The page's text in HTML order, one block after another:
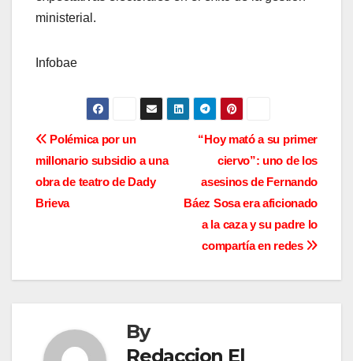
ministerial.
Infobae
N
a
v
g
c
“Hoy mató a su primer
ciervo”: uno de los
asesinos de Fernando
Báez Sosa era aficionado
a la caza y su padre lo
compartía en redes
Polémica por un
millonario subsidio a una
obra de teatro de Dady
Brieva
By
Redaccion El